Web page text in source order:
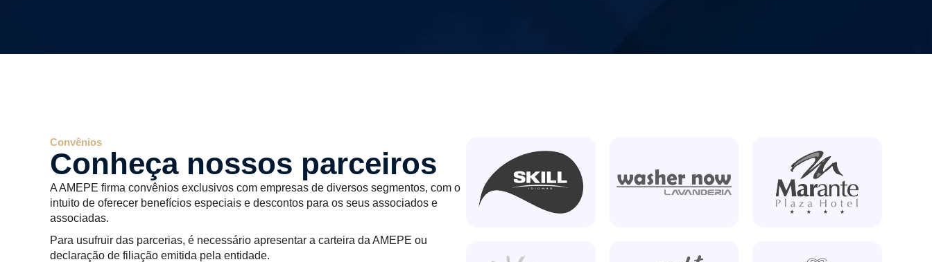
Convênios
Conheça nossos parceiros
A AMEPE firma convênios exclusivos com empresas de diversos segmentos, com o
intuito de oferecer benefícios especiais e descontos para os seus associados e
associadas.
Para usufruir das parcerias, é necessário apresentar a carteira da AMEPE ou
declaração de filiação emitida pela entidade.